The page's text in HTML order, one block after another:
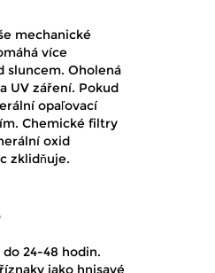
mechanické
více
sluncem. Oholená
UV záření. Pokud
opaľovací
Chemické filtry
oxid
zklidňuje.
24-48 hodin.
jako hnisavé